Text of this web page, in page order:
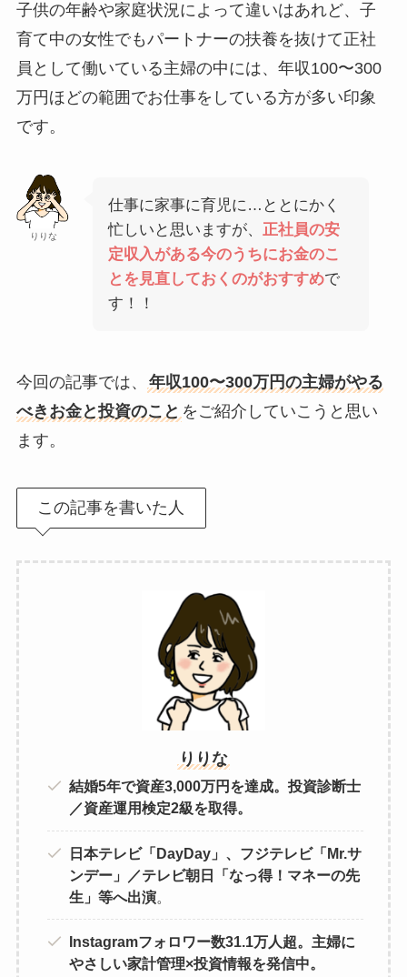
子供の年齢や家庭状況によって違いはあれど、子
育て中の女性でもパートナーの扶養を抜けて正社
員として働いている主婦の中には、年収100〜300
万円ほどの範囲でお仕事をしている方が多い印象
です。
りりな
仕事に家事に育児に…ととにかく
忙しいと思いますが、 正社員の安
定収入がある今のうちにお金のこ
とを見直しておくのがおすすめで
す！！
今回の記事では、
年収100〜300万円の主婦がやる
べきお金と投資のこと をご紹介していこうと思い
ます。
この記事を書いた人
りりな
結婚5年で資産3,000万円を達成。投資診断士
／資産運用検定2級を取得。
日本テレビ「DayDay」、フジテレビ「Mr.サ
ンデー」／テレビ朝日「なっ得！マネーの先
生」等へ出演。
Instagramフォロワー数31.1万人超。主婦に
やさしい家計管理×投資情報を発信中。